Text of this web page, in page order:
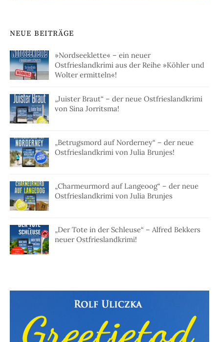
NEUE BEITRÄGE
»Nordseeklette« – ein neuer
Ostfrieslandkrimi aus der Reihe »Köhler und
Wolter ermitteln«!
„Juister Braut“ – der neue Ostfrieslandkrimi
von Sina Jorritsma!
„Betrugsmord auf Norderney“ – der neue
Ostfrieslandkrimi von Julia Brunjes!
„Charmeurmord auf Langeoog“ – der neue
Ostfrieslandkrimi von Julia Brunjes
„Der Tote in der Schleuse“ – Alfred Bekkers
neuer Ostfrieslandkrimi!